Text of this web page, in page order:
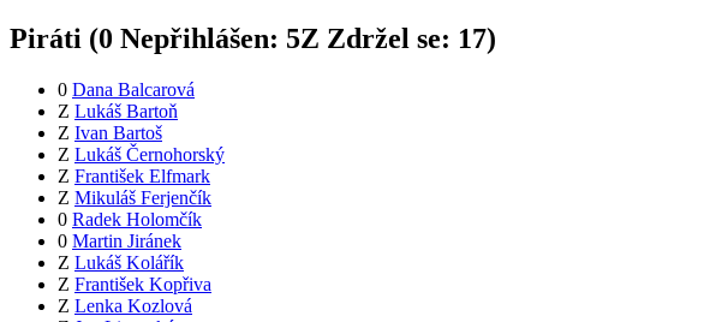
Piráti (0 Nepřihlášen: 5Z Zdržel se: 17)
0 Dana Balcarová
Z Lukáš Bartoň
Z Ivan Bartoš
Z Lukáš Černohorský
Z František Elfmark
Z Mikuláš Ferjenčík
0 Radek Holomčík
0 Martin Jiránek
Z Lukáš Kolářík
Z František Kopřiva
Z Lenka Kozlová